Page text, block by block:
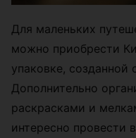
Для маленьких
можно приобрести
упаковке, созданной
Дополнительно
раскрасками и
интересно провести